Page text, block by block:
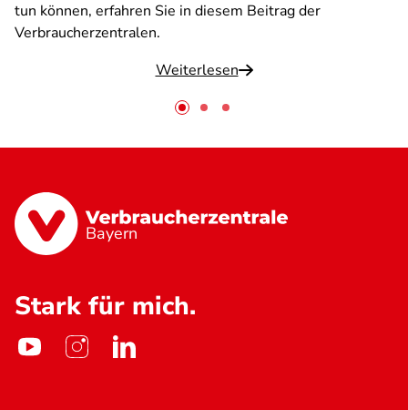
tun können, erfahren Sie in diesem Beitrag der
Verbraucherzentralen.
Weiterlesen
Bayern
Stark für mich.